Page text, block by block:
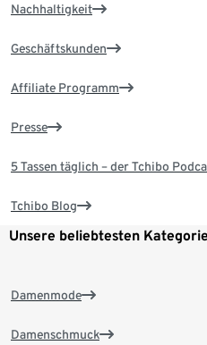
Nachhaltigkeit
Geschäftskunden
Affiliate Programm
Presse
5 Tassen täglich – der Tchibo
Tchibo Blog
Unsere beliebtesten
Damenmode
Damenschmuck